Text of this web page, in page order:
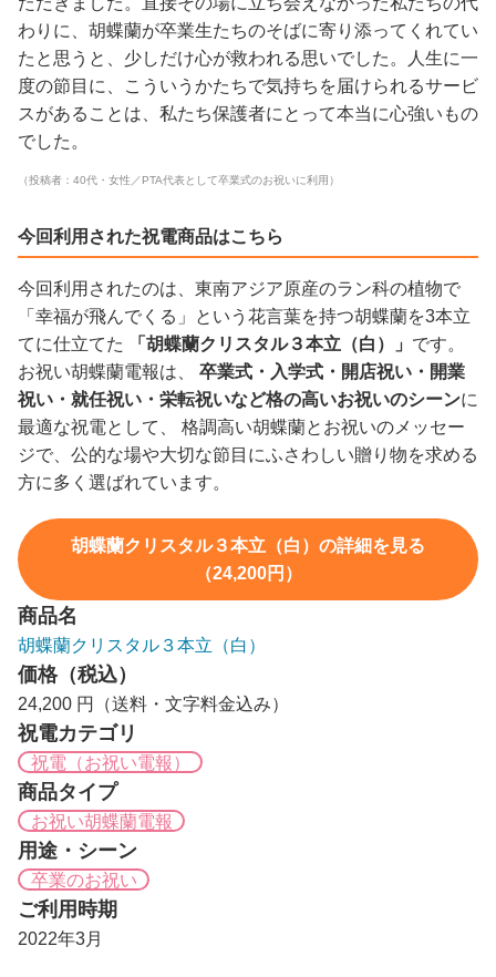
わりに、胡蝶蘭が卒業生たちのそばに寄り添ってくれてい
たと思うと、少しだけ心が救われる思いでした。人生に一
度の節目に、こういうかたちで気持ちを届けられるサービ
スがあることは、私たち保護者にとって本当に心強いもの
でした。
（投稿者：40代・女性／PTA代表として卒業式のお祝いに利用）
今回利用された祝電商品はこちら
今回利用されたのは、東南アジア原産のラン科の植物で
「幸福が飛んでくる」という花言葉を持つ胡蝶蘭を3本立
てに仕立てた
「胡蝶蘭クリスタル３本立（白）」 です。
お祝い胡蝶蘭電報は、 卒業式・入学式・開店祝い・開業
祝い・就任祝い・栄転祝いなど格の高いお祝いのシーンに
最適な祝電として、 格調高い胡蝶蘭とお祝いのメッセー
ジで、公的な場や大切な節目にふさわしい贈り物を求める
方に多く選ばれています。
胡蝶蘭クリスタル３本立（白）の詳細を見る
（24,200円）
商品名
胡蝶蘭クリスタル３本立（白）
価格（税込）
24,200 円（送料・文字料金込み）
祝電カテゴリ
祝電（お祝い電報）
商品タイプ
お祝い胡蝶蘭電報
用途・シーン
卒業のお祝い
ご利用時期
2022年3月